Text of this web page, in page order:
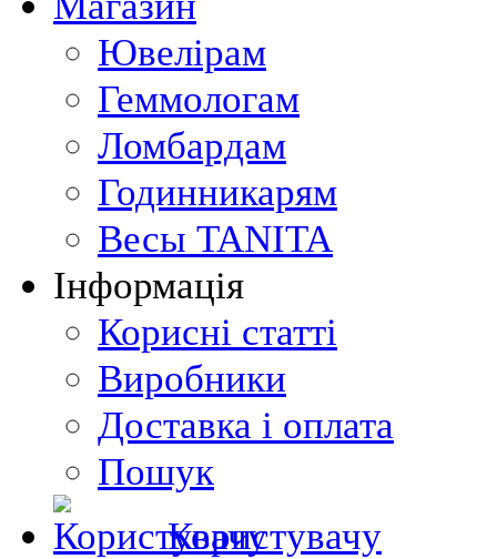
Ювелірам
Геммологам
Ломбардам
Годинникарям
Весы TANITA
Інформація
Корисні статті
Виробники
Доставка і оплата
Пошук
Користувачу